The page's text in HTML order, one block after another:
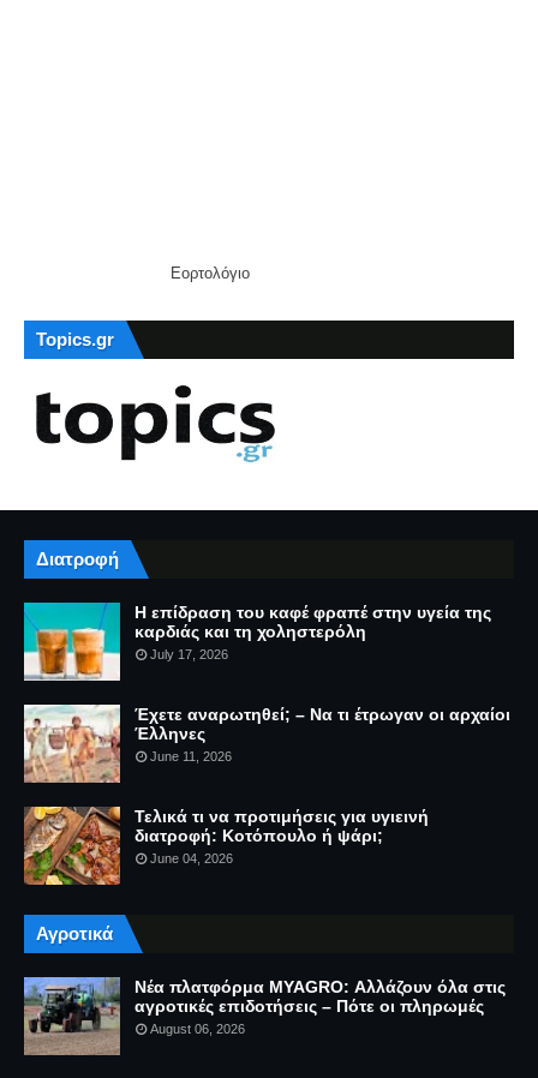
Εορτολόγιο
Topics.gr
Διατροφή
Η επίδραση του καφέ φραπέ στην υγεία της
καρδιάς και τη χοληστερόλη
July 17, 2026
Έχετε αναρωτηθεί; – Να τι έτρωγαν οι αρχαίοι
Έλληνες
June 11, 2026
Τελικά τι να προτιμήσεις για υγιεινή
διατροφή: Κοτόπουλο ή ψάρι;
June 04, 2026
Αγροτικά
Νέα πλατφόρμα MYAGRO: Αλλάζουν όλα στις
αγροτικές επιδοτήσεις – Πότε οι πληρωμές
August 06, 2026